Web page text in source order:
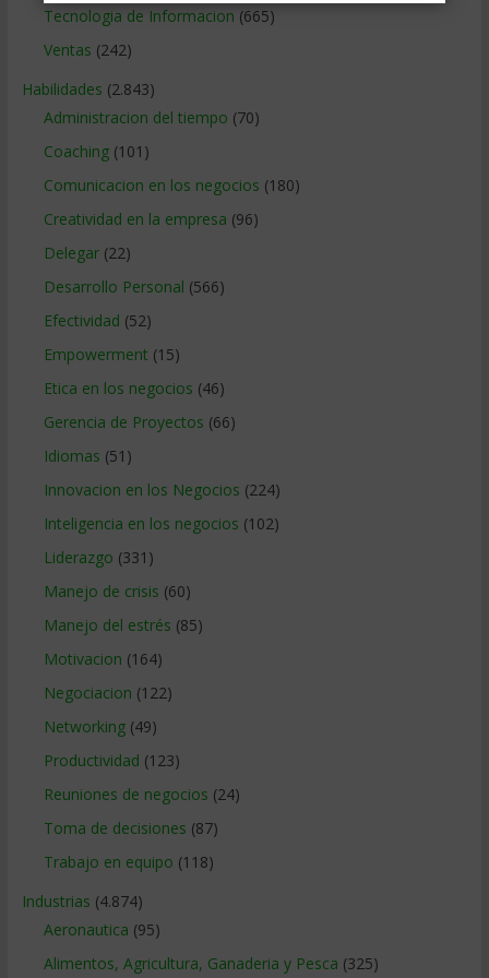
Tecnologia de Informacion (665)
Ventas (242)
Habilidades (2.843)
Administracion del tiempo (70)
Coaching(101)
Comunicacion en los negocios (180)
Creatividad en la empresa (96)
Delegar(22)
Desarrollo Personal (566)
Efectividad (52)
Empowerment (15)
Etica en los negocios (46)
Gerencia de Proyectos (66)
Idiomas (51)
Innovacion en los Negocios (224)
Inteligencia en los negocios (102)
Liderazgo (331)
Manejo de crisis (60)
Manejo del estrés (85)
Motivacion (164)
Negociacion (122)
Networking(49)
Productividad (123)
Reuniones de negocios (24)
Toma de decisiones (87)
Trabajo en equipo (118)
Industrias (4.874)
Aeronautica (95)
Alimentos, Agricultura, Ganaderia y Pesca (325)